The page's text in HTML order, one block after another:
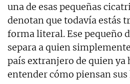
una de esas pequeñas
denotan que todavía estás
forma literal. Ese pequeño
separa a quien
país extranjero de quien ya
entender cómo piensan